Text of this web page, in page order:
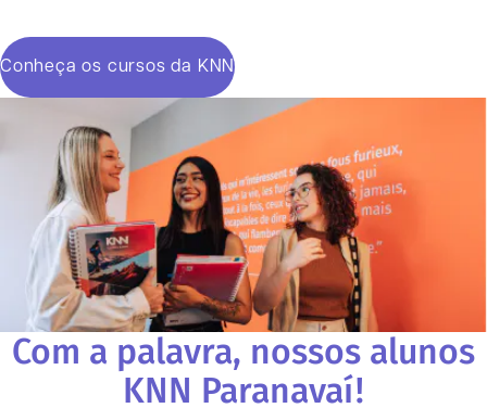
Conheça os cursos da KNN
Com a palavra, nossos alunos
KNN Paranavaí!